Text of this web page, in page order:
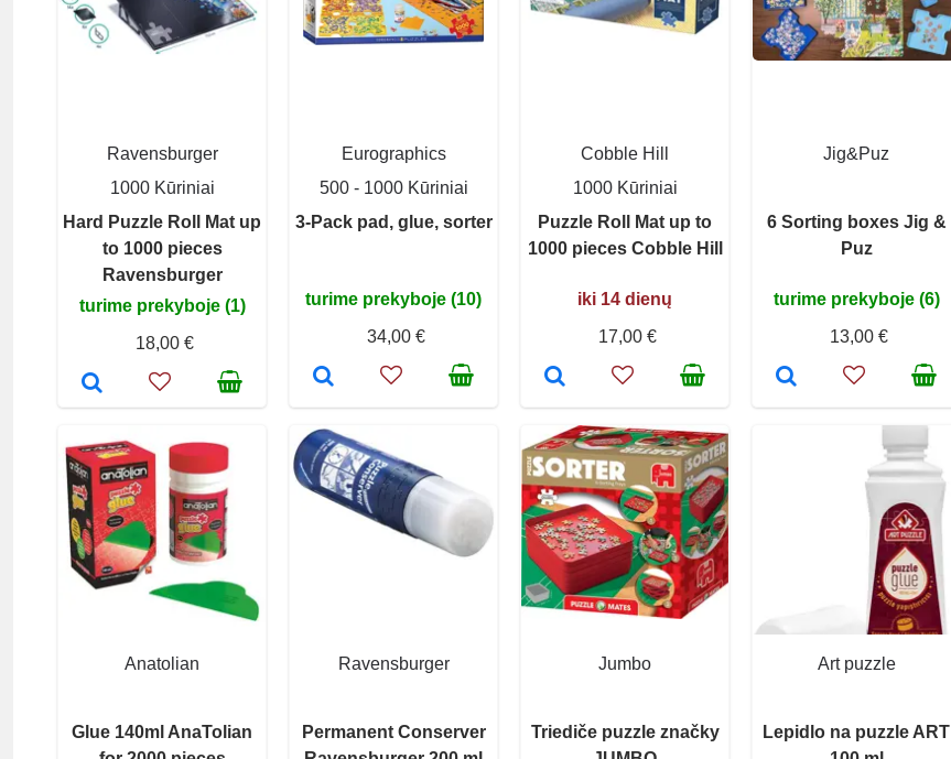
Ravensburger
1000 Kūriniai
Hard Puzzle Roll Mat up
to 1000 pieces
Ravensburger
turime prekyboje (1)
18,00 €
Eurographics
500 - 1000 Kūriniai
3-Pack pad, glue, sorter
turime prekyboje (10)
34,00 €
Cobble Hill
1000 Kūriniai
Puzzle Roll Mat up to
1000 pieces Cobble Hill
iki 14 dienų
17,00 €
Jig&Puz
6 Sorting boxes Jig &
Puz
turime prekyboje (6)
13,00 €
Anatolian
Glue 140ml AnaTolian
Ravensburger
Permanent Conserver
Jumbo
Triediče puzzle značky
Art puzzle
Lepidlo na puzzle ART